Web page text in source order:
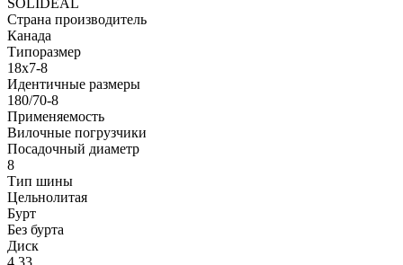
Страна производитель
Канада
Типоразмер
18x7-8
Идентичные размеры
180/70-8
Применяемость
Вилочные погрузчики
Посадочный диаметр
8
Тип шины
Цельнолитая
Бурт
Без бурта
Диск
4.33